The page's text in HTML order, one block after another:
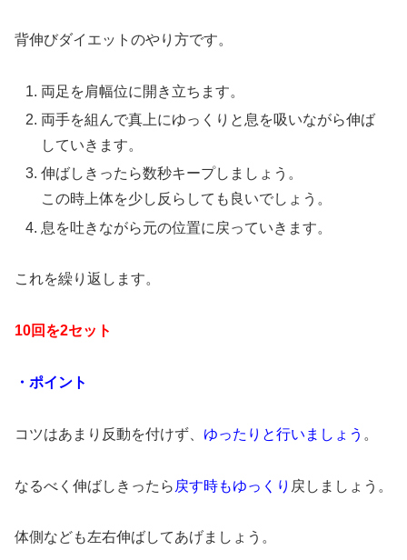
背伸びダイエットのやり方です。
両足を肩幅位に開き立ちます。
両手を組んで真上にゆっくりと息を吸いながら伸ば
していきます。
伸ばしきったら数秒キープしましょう。
この時上体を少し反らしても良いでしょう。
息を吐きながら元の位置に戻っていきます。
これを繰り返します。
10回を2セット
・ポイント
コツはあまり反動を付けず、 ゆったりと行いましょう 。
なるべく伸ばしきったら 戻す時もゆっくり 戻しましょう。
体側なども左右伸ばしてあげましょう。